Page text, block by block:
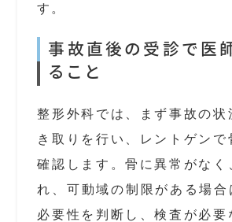
す。
事故直後の受診で医
ること
整形外科では、まず事故の状
き取りを行い、レントゲンで
確認します。骨に異常がなく
れ、可動域の制限がある場
必要性を判断し、検査が必要